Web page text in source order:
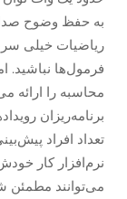
به حفظ وضوح
ریاضیات خیلی
فرمول‌ها نباشید.
محاسبه را ارائه
برنامه‌ریزان
تعداد افراد
نرم‌افزار کار
می‌توانند مطمئن